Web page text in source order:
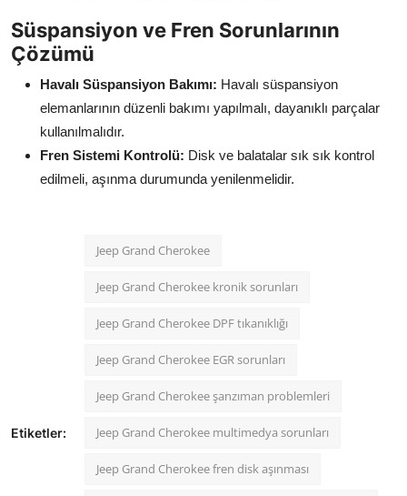
Süspansiyon ve Fren Sorunlarının
Çözümü
Havalı Süspansiyon Bakımı: Havalı süspansiyon
elemanlarının düzenli bakımı yapılmalı, dayanıklı parçalar
kullanılmalıdır.
Fren Sistemi Kontrolü: Disk ve balatalar sık sık kontrol
edilmeli, aşınma durumunda yenilenmelidir.
Etiketler:
Jeep Grand Cherokee
Jeep Grand Cherokee kronik sorunları
Jeep Grand Cherokee DPF tıkanıklığı
Jeep Grand Cherokee EGR sorunları
Jeep Grand Cherokee şanzıman problemleri
Jeep Grand Cherokee multimedya sorunları
Jeep Grand Cherokee fren disk aşınması